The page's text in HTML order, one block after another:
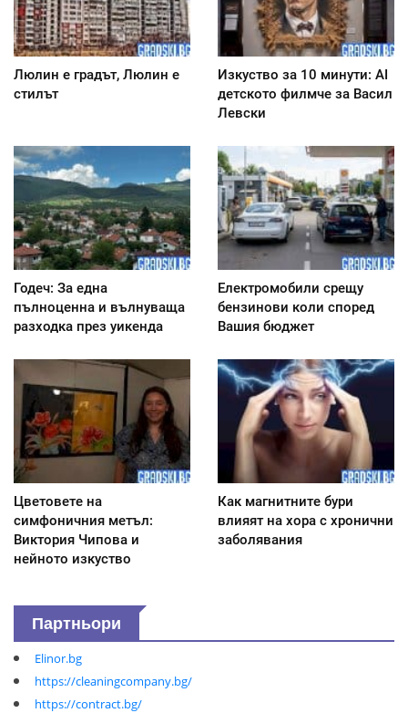
Люлин е градът, Люлин е
стилът
Изкуство за 10 минути: AI
детското филмче за Васил
Левски
Годеч: За една
пълноценна и вълнуваща
разходка през уикенда
Електромобили срещу
бензинови коли според
Вашия бюджет
Цветовете на
симфоничния метъл:
Виктория Чипова и
нейното изкуство
Как магнитните бури
влияят на хора с хронични
заболявания
Партньори
Elinor.bg
https://cleaningcompany.bg/
https://contract.bg/